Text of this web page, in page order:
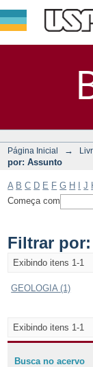
Página Inicial →
por: Assunto
A B C D E F G H J
Começa com
Filtrar
Exibindo itens 1-1
GEOLOGIA (1)
Exibindo itens 1-1
Busca no acervo